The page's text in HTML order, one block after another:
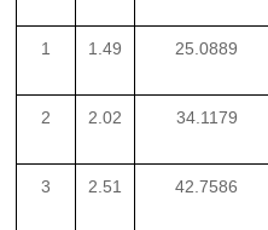
1 1.49 25.0889
2 2.02 34.1179
3 2.51 42.7586